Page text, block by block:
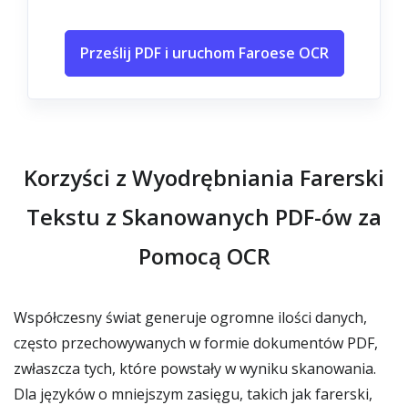
Prześlij PDF i uruchom Faroese OCR
Korzyści z Wyodrębniania Farerski
Tekstu z Skanowanych PDF-ów za
Pomocą OCR
Współczesny świat generuje ogromne ilości danych,
często przechowywanych w formie dokumentów PDF,
zwłaszcza tych, które powstały w wyniku skanowania.
Dla języków o mniejszym zasięgu, takich jak farerski,